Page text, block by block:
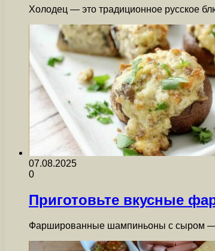
Холодец — это традиционное русское
07.08.2025
0
Приготовьте вкусные
Фаршированные шампиньоны с сыром —